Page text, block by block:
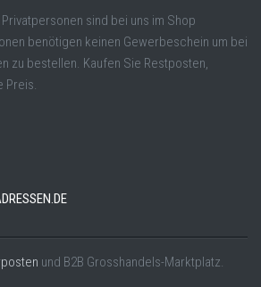
sind bei uns im Shop
benötigen keinen Gewerbeschein um bei
zu bestellen. Kaufen Sie Restposten,
Preis.
und B2B Grosshandels-Marktplatz.